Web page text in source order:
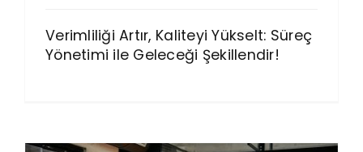
Verimliliği Artır, Kaliteyi Yükselt: Süreç
Yönetimi ile Geleceği Şekillendir!